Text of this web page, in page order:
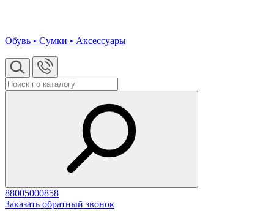
Обувь • Сумки • Аксессуары
88005000858
Заказать обратный звонок